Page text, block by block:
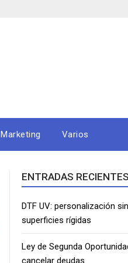
Marketing Varios
ENTRADAS RECIENTES
DTF UV: personalización
superficies rígidas
Ley de Segunda
cancelar deudas